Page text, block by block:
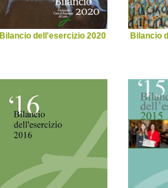
Bilancio
Bilancio dell'esercizio 2020